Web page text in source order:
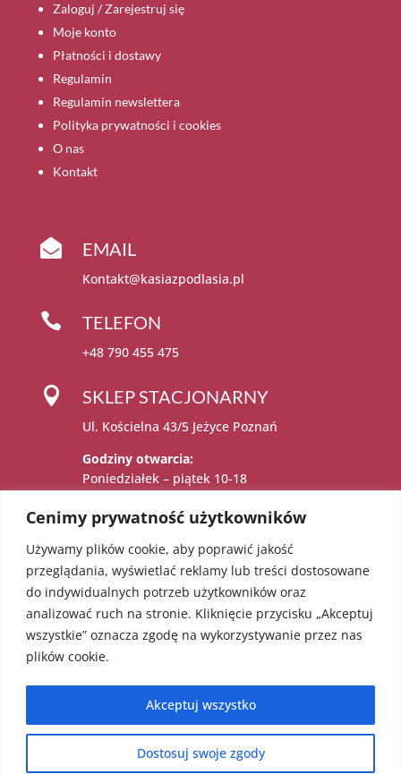
Cenimy prywatność użytkowników
Używamy plików cookie, aby poprawić jakość
przeglądania, wyświetlać reklamy lub treści dostosowane
do indywidualnych potrzeb użytkowników oraz
analizować ruch na stronie. Kliknięcie przycisku „Akceptuj
wszystkie” oznacza zgodę na wykorzystywanie przez nas
plików cookie.
Dostosuj swoje zgody
Akceptuj wszystko
Zaloguj / Zarejestruj się
Moje konto
Płatności i dostawy
Regulamin
Regulamin newslettera
Polityka prywatności i cookies
O nas
Kontakt
 EMAIL
Kontakt@kasiazpodlasia.pl
 TELEFON
+48 790 455 475
 SKLEP STACJONARNY
Ul. Kościelna 43/5 Jeżyce Poznań
Godziny otwarcia:
Poniedziałek – piątek 10-18

Administratorem danych osobowych jest:
Katarzyna Sadowska – Karolczak prowadzący
działalność gospodarczą pod firmą EcoAngel
Katarzyna Sadowska – Karolczak pod adresem
os. Bolesława Chrobrego 36/18, 60-681
Poznań. NIP: 5451623303 REGON: 052241855